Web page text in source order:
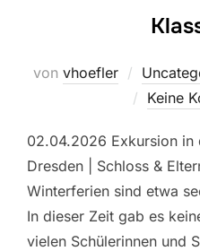
von vhoefler
Keine
02.04.2026 Exkursion in
Dresden | Schloss &
Winterferien sind etwa
In dieser Zeit gab es
vielen Schülerinnen und